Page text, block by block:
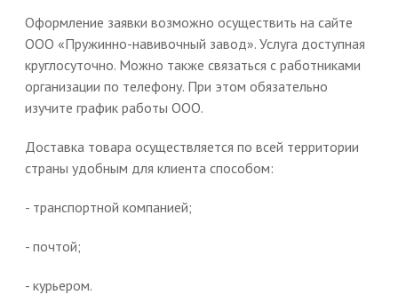
Оформление заявки возможно осуществить на сайте
ООО «Пружинно-навивочный завод». Услуга доступная
круглосуточно. Можно также связаться с работниками
организации по телефону. При этом обязательно
изучите график работы ООО.
Доставка товара осуществляется по всей территории
страны удобным для клиента способом:
- транспортной компанией;
- почтой;
- курьером.